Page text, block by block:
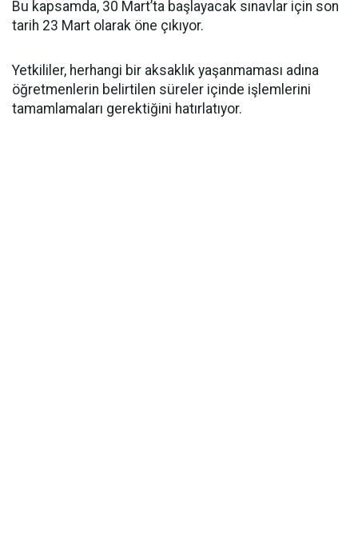
Bu kapsamda, 30 Mart’ta başlayacak sınavlar için son
tarih 23 Mart olarak öne çıkıyor.
Yetkililer, herhangi bir aksaklık yaşanmaması adına
öğretmenlerin belirtilen süreler içinde işlemlerini
tamamlamaları gerektiğini hatırlatıyor.